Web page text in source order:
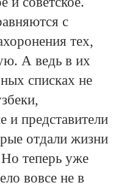
с
тех,
А ведь в их
списках не
и представители
отдали жизни
теперь уже
вовсе не в